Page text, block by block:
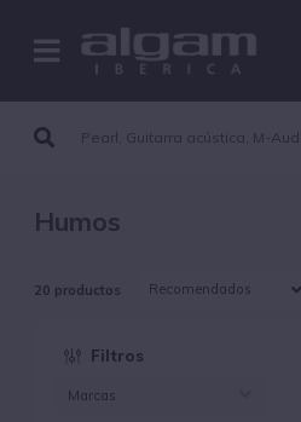
Humos
20 productos
Filtros
Marcas